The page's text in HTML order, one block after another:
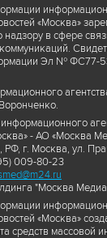
«Москва»
в сфере
Эл № ФС77-
- АО «Москва
РФ, г. Москва, ул.
009-80-23
"Москва
«Москва»
средств массовой